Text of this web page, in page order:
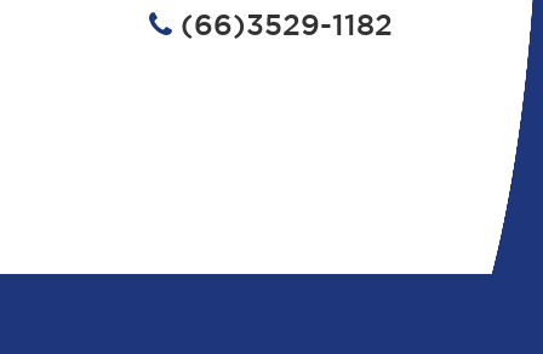
(66)3529-1182